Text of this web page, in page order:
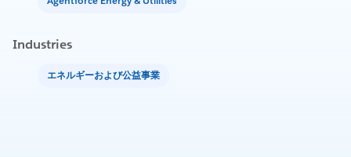
Industries
エネルギーおよび公益事業